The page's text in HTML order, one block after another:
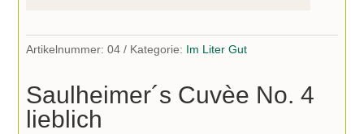
Artikelnummer:04 Kategorie: Im Liter Gut
Saulheimer´s Cuvèe No. 4
lieblich